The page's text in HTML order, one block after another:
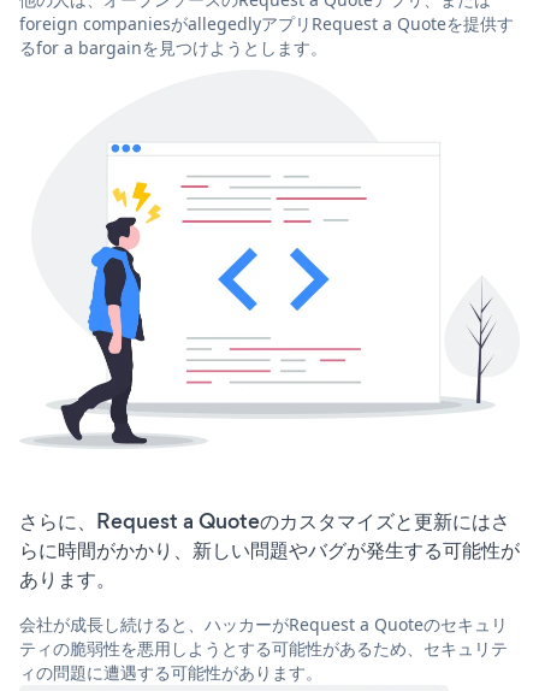
foreign companiesがallegedlyアプリRequest a Quoteを提供す
るfor a bargainを見つけようとします。
さらに、Request a Quoteのカスタマイズと更新にはさ
らに時間がかかり、新しい問題やバグが発生する可能性が
あります。
会社が成長し続けると、ハッカーがRequest a Quoteのセキュリ
ティの脆弱性を悪用しようとする可能性があるため、セキュリテ
ィの問題に遭遇する可能性があります。